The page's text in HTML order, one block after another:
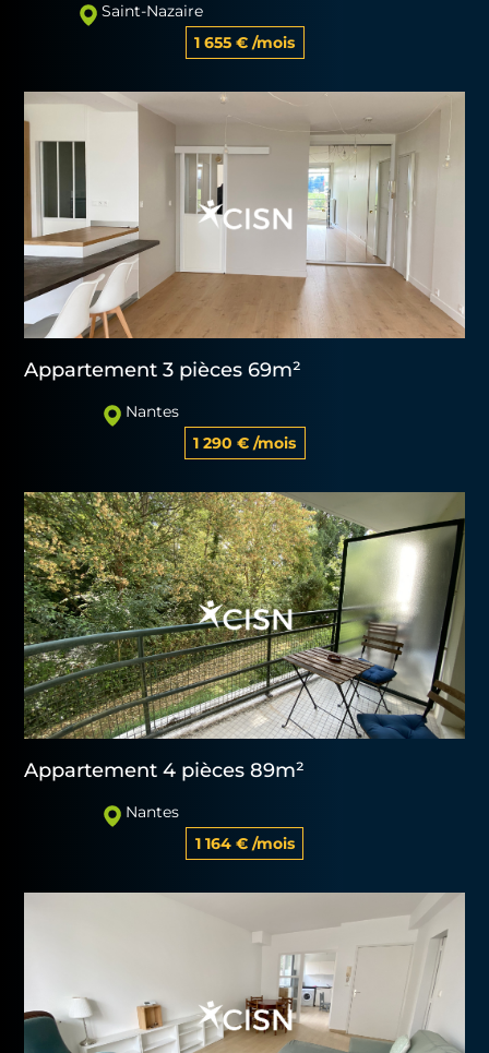
Saint-Nazaire
1 655 € /mois
Appartement 3 pièces 69m²
Nantes
1 290 € /mois
Appartement 4 pièces 89m²
Nantes
1 164 € /mois